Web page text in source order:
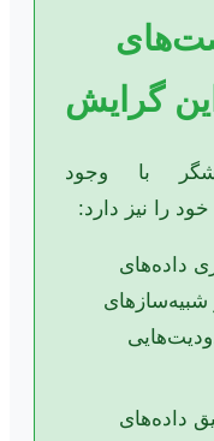
گرایش
با وجود
را نیز دارد:
داده‌های
شبیه‌سازهای
داده‌های